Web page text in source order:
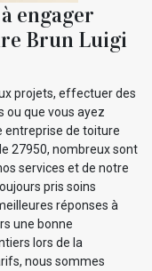
engager
Brun Luigi
projets, effectuer des
ou que vous ayez
entreprise de toiture
27950, nombreux sont
services et de notre
pris soins
réponses à
une bonne
lors de la
nous sommes